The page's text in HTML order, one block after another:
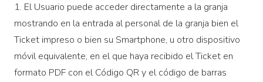
1. El Usuario puede acceder directamente a la granja
mostrando en la entrada al personal de la granja bien el
Ticket impreso o bien su Smartphone, u otro dispositivo
móvil equivalente, en el que haya recibido el Ticket en
formato PDF con el Código QR y el código de barras